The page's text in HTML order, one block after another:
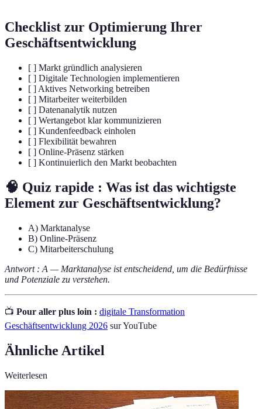
Checklist zur Optimierung Ihrer
Geschäftsentwicklung
[ ] Markt gründlich analysieren
[ ] Digitale Technologien implementieren
[ ] Aktives Networking betreiben
[ ] Mitarbeiter weiterbilden
[ ] Datenanalytik nutzen
[ ] Wertangebot klar kommunizieren
[ ] Kundenfeedback einholen
[ ] Flexibilität bewahren
[ ] Online-Präsenz stärken
[ ] Kontinuierlich den Markt beobachten
🧠 Quiz rapide : Was ist das wichtigste
Element zur Geschäftsentwicklung?
A) Marktanalyse
B) Online-Präsenz
C) Mitarbeiterschulung
Antwort : A — Marktanalyse ist entscheidend, um die Bedürfnisse
und Potenziale zu verstehen.
📺 Pour aller plus loin : digitale Transformation
Geschäftsentwicklung 2026 sur YouTube
Ähnliche Artikel
Weiterlesen